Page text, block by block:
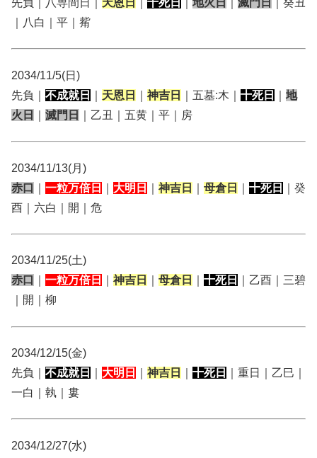
先負｜八専間日｜ 天恩日 十死日 地火日 滅門日
｜癸丑
｜八白｜平｜觜
2034/11/5(日)
先負｜ 不成就日 天恩日 神吉日 ｜五墓:木｜ 十死日
地
火日
滅門日 ｜乙丑｜五黄｜平｜房
2034/11/13(月)
赤口
一粒万倍日 大明日 神吉日 母倉日 十死日
｜癸
酉｜六白｜開｜危
2034/11/25(土)
赤口
一粒万倍日 神吉日 母倉日 十死日
｜乙酉｜三碧
｜開｜柳
2034/12/15(金)
先負｜ 不成就日 大明日 神吉日 十死日
｜重日｜乙巳｜
一白｜執｜婁
2034/12/27(水)